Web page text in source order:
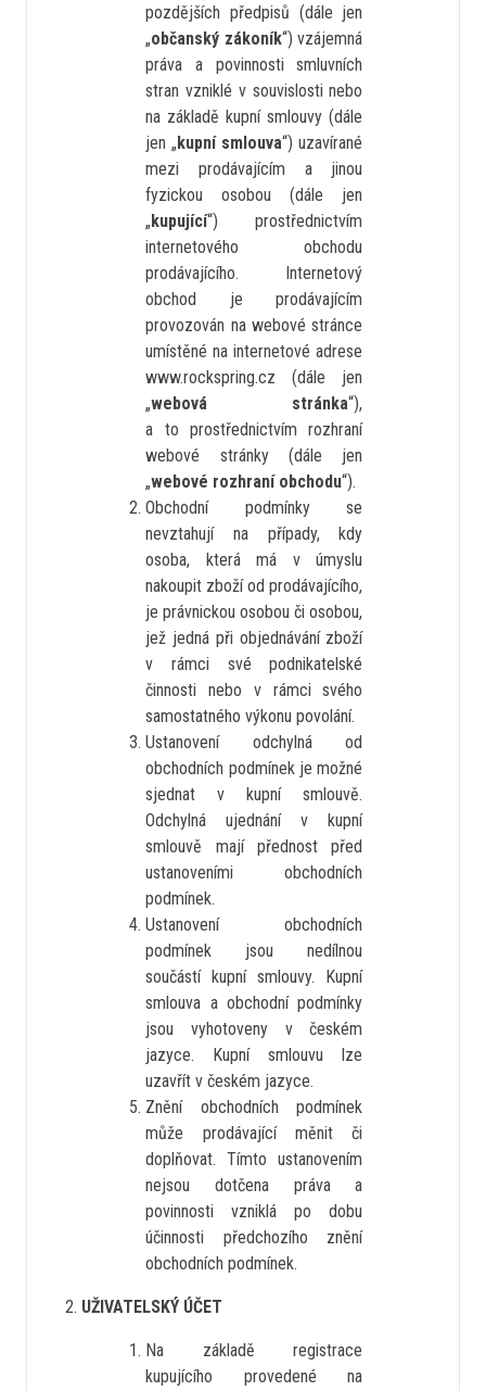
pozdějších předpisů (dále jen
„občanský zákoník“) vzájemná
práva a povinnosti smluvních
stran vzniklé v souvislosti nebo
na základě kupní smlouvy (dále
jen „kupní smlouva“) uzavírané
mezi prodávajícím a jinou
fyzickou osobou (dále jen
„kupující“) prostřednictvím
internetového obchodu
prodávajícího. Internetový
obchod je prodávajícím
provozován na webové stránce
umístěné na internetové adrese
www.rockspring.cz (dále jen
„webová stránka“),
a to prostřednictvím rozhraní
webové stránky (dále jen
„webové rozhraní obchodu“).
Obchodní podmínky se
nevztahují na případy, kdy
osoba, která má v úmyslu
nakoupit zboží od prodávajícího,
je právnickou osobou či osobou,
jež jedná při objednávání zboží
v rámci své podnikatelské
činnosti nebo v rámci svého
samostatného výkonu povolání.
Ustanovení odchylná od
obchodních podmínek je možné
sjednat v kupní smlouvě.
Odchylná ujednání v kupní
smlouvě mají přednost před
ustanoveními obchodních
podmínek.
Ustanovení obchodních
podmínek jsou nedílnou
součástí kupní smlouvy. Kupní
smlouva a obchodní podmínky
jsou vyhotoveny v českém
jazyce. Kupní smlouvu lze
uzavřít v českém jazyce.
Znění obchodních podmínek
může prodávající měnit či
doplňovat. Tímto ustanovením
nejsou dotčena práva a
povinnosti vzniklá po dobu
účinnosti předchozího znění
obchodních podmínek.
UŽIVATELSKÝ ÚČET
Na základě registrace
kupujícího provedené na